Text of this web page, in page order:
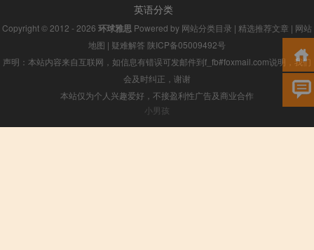
英语分类
Copyright © 2012 - 2026 环球雅思 Powered by 网站分类目录 | 精选推荐文章 | 网站
地图 | 疑难解答 陕ICP备05009492号
声明：本站内容来自互联网，如信息有错误可发邮件到f_fb#foxmail.com说明，我们
会及时纠正，谢谢
本站仅为个人兴趣爱好，不接盈利性广告及商业合作
小男孩